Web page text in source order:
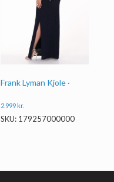
Frank Lyman Kjole ·
2.999kr.
SKU: 179257000000